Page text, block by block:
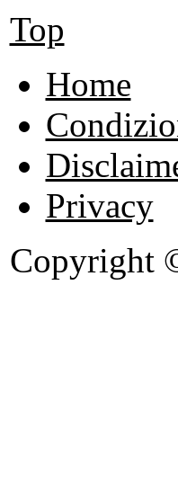
Top
Home
Privacy
Copyright